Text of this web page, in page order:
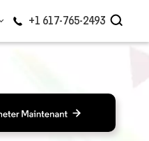
+1 617-765-2493